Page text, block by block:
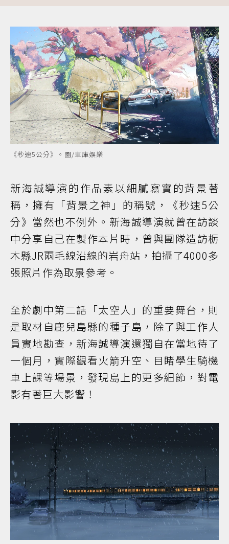
《秒速5公分》。圖/車庫娛樂
新海誠導演的作品素以細膩寫實的背景著
稱，擁有「背景之神」的稱號，《秒速5公
分》當然也不例外。新海誠導演就曾在訪談
中分享自己在製作本片時，曾與團隊造訪栃
木縣JR兩毛線沿線的岩舟站，拍攝了4000多
張照片作為取景參考。
至於劇中第二話「太空人」的重要舞台，則
是取材自鹿兒島縣的種子島，除了與工作人
員實地勘查，新海誠導演還獨自在當地待了
一個月，實際觀看火箭升空、目睹學生騎機
車上課等場景，發現島上的更多細節，對電
影有著巨大影響！